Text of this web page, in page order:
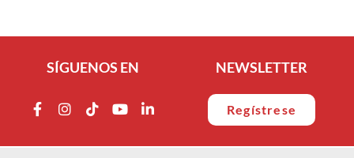
SÍGUENOS EN NEWSLETTER
Regístrese